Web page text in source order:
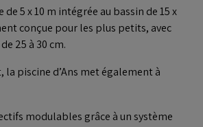
5 x 10 m intégrée au bassin de 15 x
conçue pour les plus petits, avec
25 à 30 cm.
piscine d’Ans met également à
modulables grâce à un système